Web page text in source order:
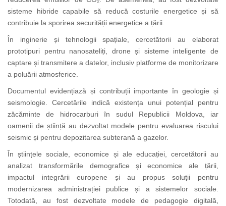
sisteme hibride capabile să reducă costurile energetice și să
contribuie la sporirea securității energetice a țării.
În inginerie și tehnologii spațiale, cercetătorii au elaborat
prototipuri pentru nanosateliți, drone și sisteme inteligente de
captare și transmitere a datelor, inclusiv platforme de monitorizare
a poluării atmosferice.
Documentul evidențiază și contribuții importante în geologie și
seismologie. Cercetările indică existența unui potențial pentru
zăcăminte de hidrocarburi în sudul Republicii Moldova, iar
oamenii de știință au dezvoltat modele pentru evaluarea riscului
seismic și pentru depozitarea subterană a gazelor.
În științele sociale, economice și ale educației, cercetătorii au
analizat transformările demografice și economice ale țării,
impactul integrării europene și au propus soluții pentru
modernizarea administrației publice și a sistemelor sociale.
Totodată, au fost dezvoltate modele de pedagogie digitală,